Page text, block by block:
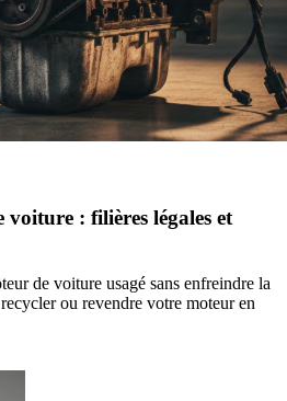
: filières légales et
de voiture usagé sans enfreindre la
ou revendre votre moteur en